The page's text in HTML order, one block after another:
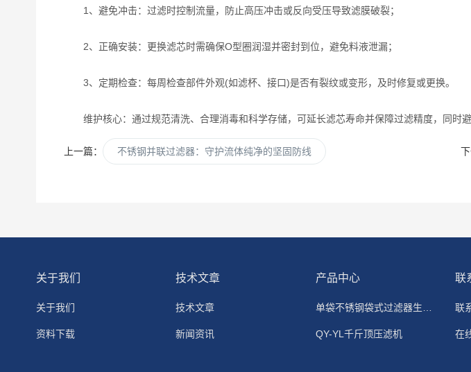
‌1、避免冲击‌：过滤时控制流量，防止高压冲击或反向受压导致滤膜破裂；
‌2、正确安装‌：更换滤芯时需确保O型圈润湿并密封到位，避免料液泄漏；
‌3、定期检查‌：每周检查部件外观(如滤杯、接口)是否有裂纹或变形，及时修复或更换。
维护核心‌：通过规范清洗、合理消毒和科学存储，可延长滤芯寿命并保障过滤精度，同时避
上一篇： 不锈钢并联过滤器：守护流体纯净的坚固防线 下
关于我们
关于我们
资料下载
技术文章
技术文章
新闻资讯
产品中心
QY-YL千斤顶压滤机
联
联
在